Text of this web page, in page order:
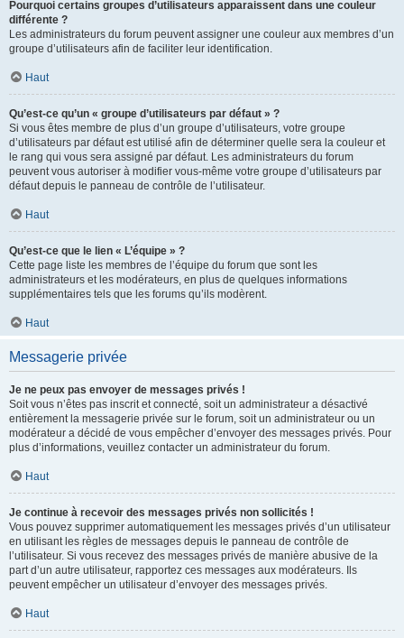
Pourquoi certains groupes d’utilisateurs apparaissent dans une couleur
différente ?
Les administrateurs du forum peuvent assigner une couleur aux membres d’un
groupe d’utilisateurs afin de faciliter leur identification.
Haut
Qu’est-ce qu’un « groupe d’utilisateurs par défaut » ?
Si vous êtes membre de plus d’un groupe d’utilisateurs, votre groupe
d’utilisateurs par défaut est utilisé afin de déterminer quelle sera la couleur et
le rang qui vous sera assigné par défaut. Les administrateurs du forum
peuvent vous autoriser à modifier vous-même votre groupe d’utilisateurs par
défaut depuis le panneau de contrôle de l’utilisateur.
Haut
Qu’est-ce que le lien « L’équipe » ?
Cette page liste les membres de l’équipe du forum que sont les
administrateurs et les modérateurs, en plus de quelques informations
supplémentaires tels que les forums qu’ils modèrent.
Haut
Messagerie privée
Je ne peux pas envoyer de messages privés !
Soit vous n’êtes pas inscrit et connecté, soit un administrateur a désactivé
entièrement la messagerie privée sur le forum, soit un administrateur ou un
modérateur a décidé de vous empêcher d’envoyer des messages privés. Pour
plus d’informations, veuillez contacter un administrateur du forum.
Haut
Je continue à recevoir des messages privés non sollicités !
Vous pouvez supprimer automatiquement les messages privés d’un utilisateur
en utilisant les règles de messages depuis le panneau de contrôle de
l’utilisateur. Si vous recevez des messages privés de manière abusive de la
part d’un autre utilisateur, rapportez ces messages aux modérateurs. Ils
peuvent empêcher un utilisateur d’envoyer des messages privés.
Haut